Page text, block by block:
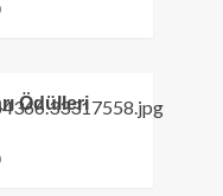
Ödülleri